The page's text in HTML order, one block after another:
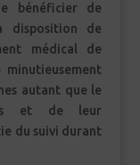
bénéficier de
disposition de
médical de
autant que le
et de leur
du suivi durant